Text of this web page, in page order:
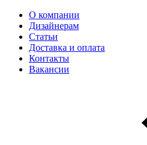
О компании
Дизайнерам
Статьи
Доставка и оплата
Контакты
Вакансии